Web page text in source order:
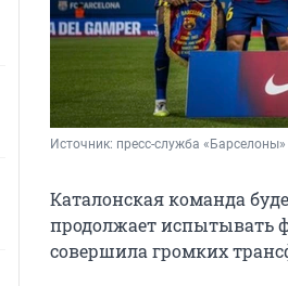
Источник: пресс-служба «Барселоны»
Каталонская команда
продолжает испытывать
совершила громких